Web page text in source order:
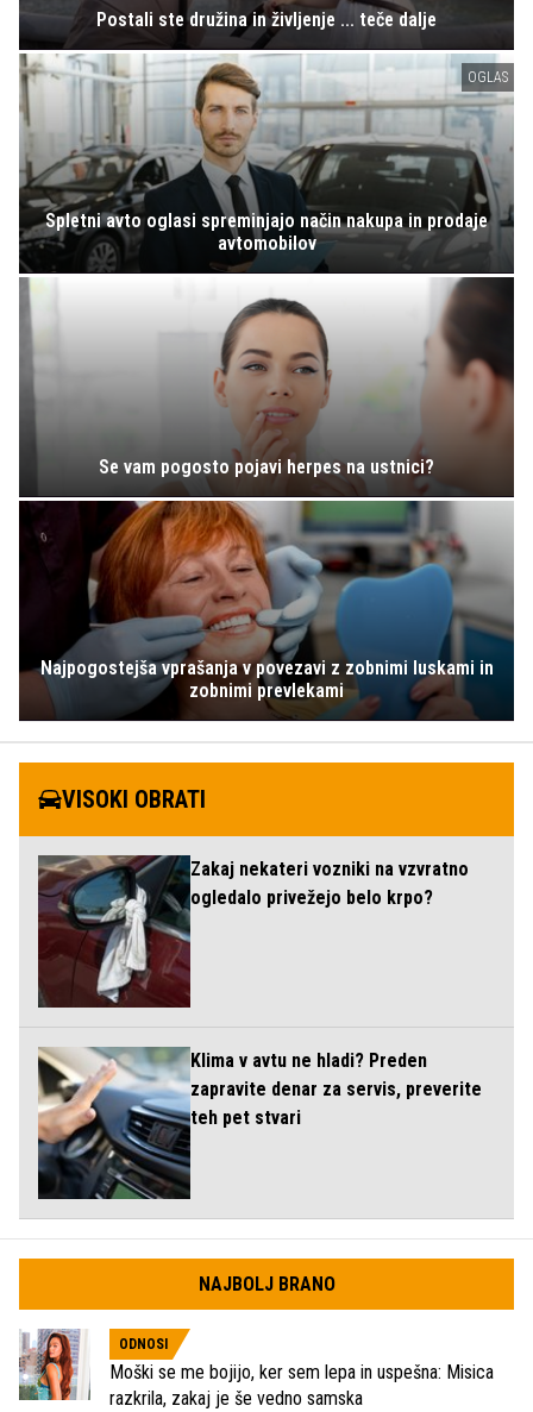
Postali ste družina in življenje ... teče dalje
OGLAS
Spletni avto oglasi spreminjajo način nakupa in prodaje
avtomobilov
Se vam pogosto pojavi herpes na ustnici?
Najpogostejša vprašanja v povezavi z zobnimi luskami in
zobnimi prevlekami
VISOKI OBRATI
Zakaj nekateri vozniki na vzvratno
ogledalo privežejo belo krpo?
Klima v avtu ne hladi? Preden
zapravite denar za servis, preverite
teh pet stvari
NAJBOLJ BRANO
ODNOSI
Moški se me bojijo, ker sem lepa in uspešna: Misica
razkrila, zakaj je še vedno samska